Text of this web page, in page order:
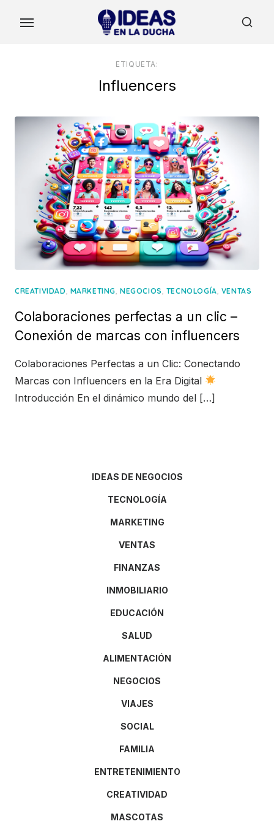
ETIQUETA:
Influencers
CREATIVIDAD, MARKETING,NEGOCIOS, TECNOLOGÍA, VENTAS
Colaboraciones perfectas a un clic –
Conexión de marcas con influencers
Colaboraciones Perfectas a un Clic: Conectando
Marcas con Influencers en la Era Digital
Introducción En el dinámico mundo del […]
IDEAS DE NEGOCIOS
TECNOLOGÍA
MARKETING
VENTAS
FINANZAS
INMOBILIARIO
EDUCACIÓN
SALUD
ALIMENTACIÓN
NEGOCIOS
VIAJES
SOCIAL
FAMILIA
ENTRETENIMIENTO
CREATIVIDAD
MASCOTAS